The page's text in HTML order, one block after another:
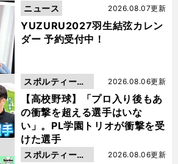
YUZURU2027羽生結弦カレン
ダー 予約受付中！
2026.08.07更新
ニュース
【高校野球】「プロ入り後もあ
の衝撃を超える選手はいな
い」。PL学園トリオが衝撃を受
けた選手
2026.08.06更新
スポルティーバ
動画
2026.08.06更新
スポルティーバ